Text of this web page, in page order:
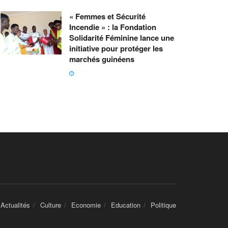
« Femmes et Sécurité
Incendie » : la Fondation
Solidarité Féminine lance une
initiative pour protéger les
marchés guinéens
Actualités Culture Economie Education Politique